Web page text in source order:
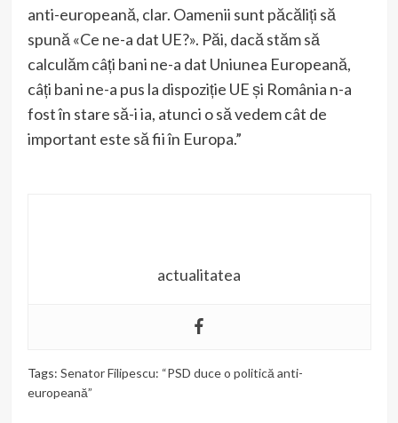
anti-europeană, clar. Oamenii sunt păcăliți să
spună «Ce ne-a dat UE?». Păi, dacă stăm să
calculăm câți bani ne-a dat Uniunea Europeană,
câți bani ne-a pus la dispoziție UE și România n-a
fost în stare să-i ia, atunci o să vedem cât de
important este să fii în Europa.”
actualitatea
Tags: Senator Filipescu: “PSD duce o politică anti-
europeană”